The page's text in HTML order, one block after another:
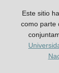
Este sitio
como parte